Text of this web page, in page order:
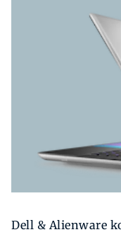
Zoeken
Dell & Alienware